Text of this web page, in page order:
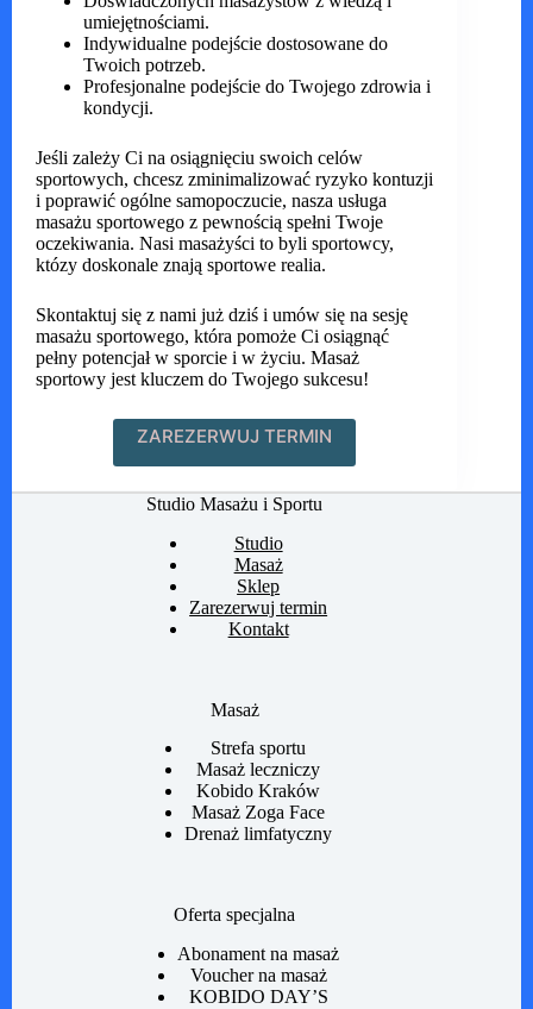
umiejętnościami.
Indywidualne podejście dostosowane do
Twoich potrzeb.
Profesjonalne podejście do Twojego zdrowia i
kondycji.
Jeśli zależy Ci na osiągnięciu swoich celów
sportowych, chcesz zminimalizować ryzyko kontuzji
i poprawić ogólne samopoczucie, nasza usługa
masażu sportowego z pewnością spełni Twoje
oczekiwania. Nasi masażyści to byli sportowcy,
któzy doskonale znają sportowe realia.
Skontaktuj się z nami już dziś i umów się na sesję
masażu sportowego, która pomoże Ci osiągnąć
pełny potencjał w sporcie i w życiu. Masaż
sportowy jest kluczem do Twojego sukcesu!
ZAREZERWUJ TERMIN
Studio Masażu i Sportu
Studio
Masaż
Sklep
Zarezerwuj termin
Kontakt
Masaż
Strefa sportu
Masaż leczniczy
Kobido Kraków
Masaż Zoga Face
Drenaż limfatyczny
Oferta specjalna
Abonament na masaż
Voucher na masaż
KOBIDO DAY’S